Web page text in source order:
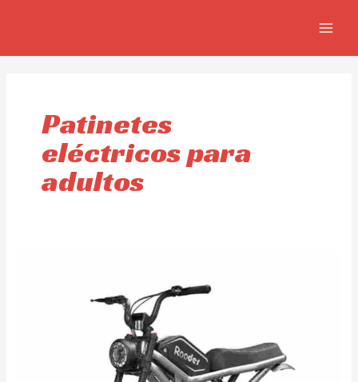
Patinetes
eléctricos para
adultos